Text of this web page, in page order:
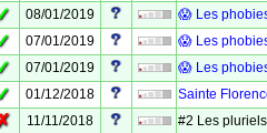
08/01/2019
😱 Les
07/01/2019
😱 Les
07/01/2019
😱 Les
01/12/2018
Sainte
11/11/2018
#2 Les